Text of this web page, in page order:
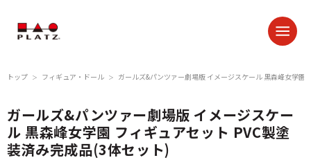
トップ ＞ フィギュア・ドール ＞ ガールズ&パンツァー劇場版 イメージスケール 黒森峰女学
ガールズ&パンツァー劇場版 イメージスケー
ル 黒森峰女学園 フィギュアセット PVC製塗
装済み完成品(3体セット)